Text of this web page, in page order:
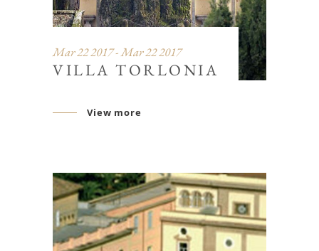
Mar 22 2017 - Mar 22 2017
VILLA TORLONIA
View more